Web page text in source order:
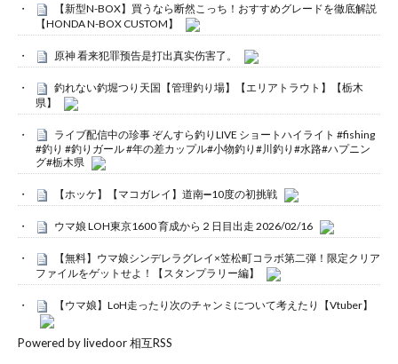
【新型N-BOX】買うなら断然こっち！おすすめグレードを徹底解説
【HONDA N-BOX CUSTOM】
原神 看来犯罪预告是打出真实伤害了。
釣れない釣堀つり天国【管理釣り場】【エリアトラウト】【栃木
県】
ライブ配信中の珍事 ぞんすら釣りLIVE ショートハイライト #fishing
#釣り #釣りガール #年の差カップル#小物釣り#川釣り#水路#ハプニン
グ#栃木県
【ホッケ】【マコガレイ】道南➖10度の初挑戦
ウマ娘 LOH東京1600 育成から２日目出走 2026/02/16
【無料】ウマ娘シンデレラグレイ×笠松町コラボ第二弾！限定クリア
ファイルをゲットせよ！【スタンプラリー編】
【ウマ娘】LoH走ったり次のチャンミについて考えたり【Vtuber】
Powered by livedoor 相互RSS